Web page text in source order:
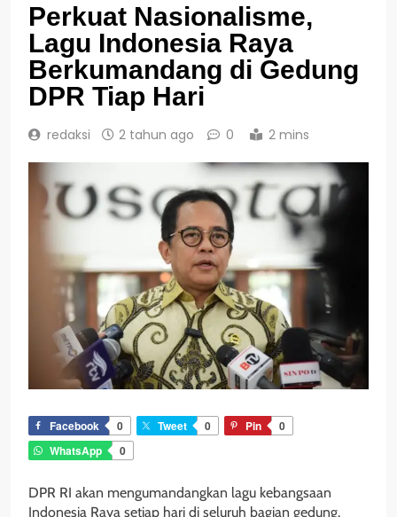
Perkuat Nasionalisme,
Lagu Indonesia Raya
Berkumandang di Gedung
DPR Tiap Hari
redaksi 2 tahun ago 0 2 mins
Facebook 0 Tweet 0 Pin
0
WhatsApp
0
DPR RI akan mengumandangkan lagu kebangsaan
Indonesia Raya setiap hari di seluruh bagian gedung.